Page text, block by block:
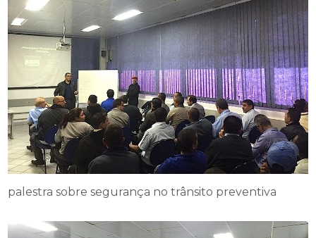
palestra sobre segurança no trânsito preventiva